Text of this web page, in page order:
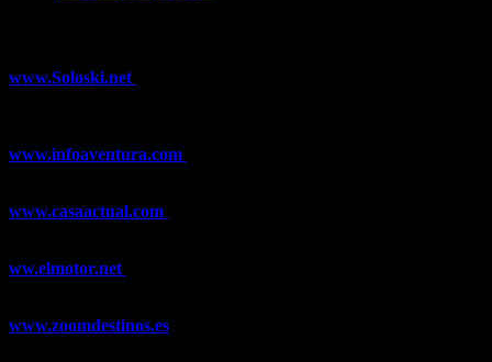
www.Soloski.net
www.infoaventura.com
www.casaactual.com
ww.elmotor.net
www.zoomdestinos.es